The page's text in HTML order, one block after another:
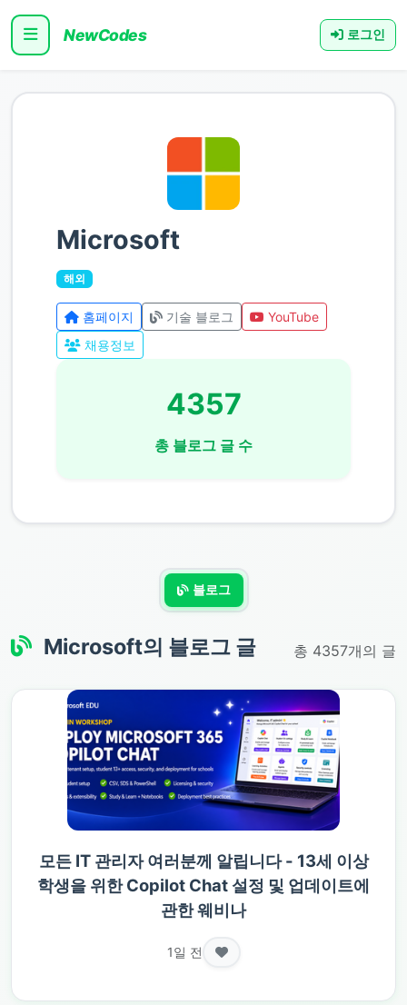
NewCodes 로그인
Microsoft
해외
홈페이지 기술 블로그
YouTube
채용정보
4357
총 블로그 글 수
블로그
Microsoft의 블로그 글 총 4357개의 글
모든 IT 관리자 여러분께 알립니다 - 13세 이상
학생을 위한 Copilot Chat 설정 및 업데이트에
관한 웨비나
1일 전